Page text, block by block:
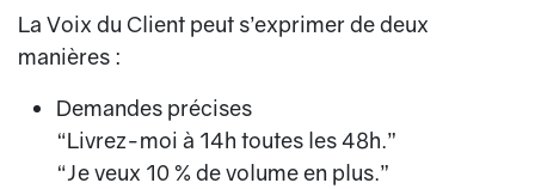
La Voix du Client peut s’exprimer de deux
manières :
Demandes précises
“Livrez-moi à 14h toutes les 48h.”
“Je veux 10 % de volume en plus.”